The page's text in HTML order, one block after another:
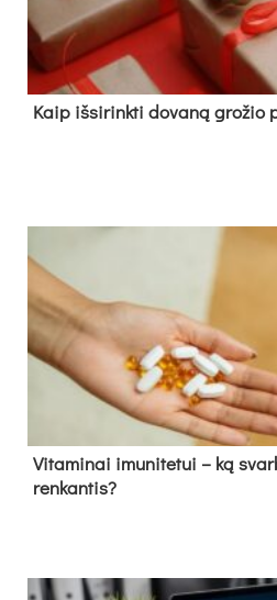
Kaip išsirinkti dovaną grožio
Vitaminai imunitetui – ką
renkantis?